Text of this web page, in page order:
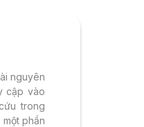
nguyên
cập vào
trong
phần